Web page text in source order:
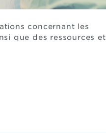
concernant les
que des ressources et